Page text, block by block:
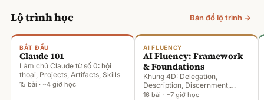
Lộ trình học Bản đồ lộ trình →
BẮT ĐẦU
Claude 101
Làm chủ Claude từ số 0: hội
thoại, Projects, Artifacts, Skills
15 bài · ~4 giờ học
AI FLUENCY
AI Fluency: Framework
& Foundations
Khung 4D: Delegation,
Description, Discernment,
Diligence
16 bài · ~7 giờ học